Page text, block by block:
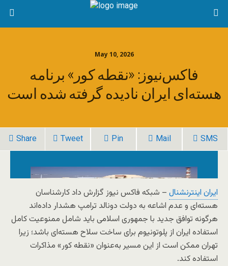
May 10, 2026
فاکس‌نیوز: «نقطه کور» برنامه
هسته‌ای ایران نادیده گرفته شده است
Share Tweet Pin Mail SMS
ایران اینترنشنال – شبکه فاکس نیوز گزارش داد کارشناسان
هسته‌ای و عدم اشاعه به دولت دونالد ترامپ هشدار داده‌اند
هرگونه توافق جدید با جمهوری اسلامی باید شامل ممنوعیت کامل
استفاده ایران از پلوتونیوم برای ساخت سلاح هسته‌ای باشد؛ زیرا
تهران ممکن است از این مسیر به‌عنوان «نقطه کور» مذاکرات
استفاده کند.